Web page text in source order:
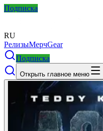
Подписка
RU
РелизыМерчGear
Подписка
Открыть главное меню